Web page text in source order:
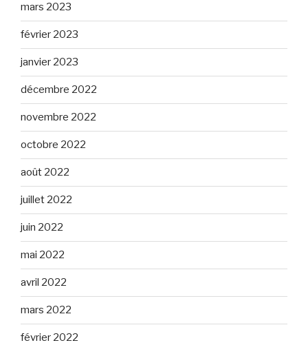
mars 2023
février 2023
janvier 2023
décembre 2022
novembre 2022
octobre 2022
août 2022
juillet 2022
juin 2022
mai 2022
avril 2022
mars 2022
février 2022